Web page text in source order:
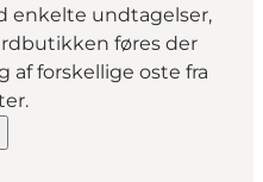
enkelte undtagelser,
føres der
af forskellige oste fra
& Gårdbutik"
Osteri & Gårdbutik on_map